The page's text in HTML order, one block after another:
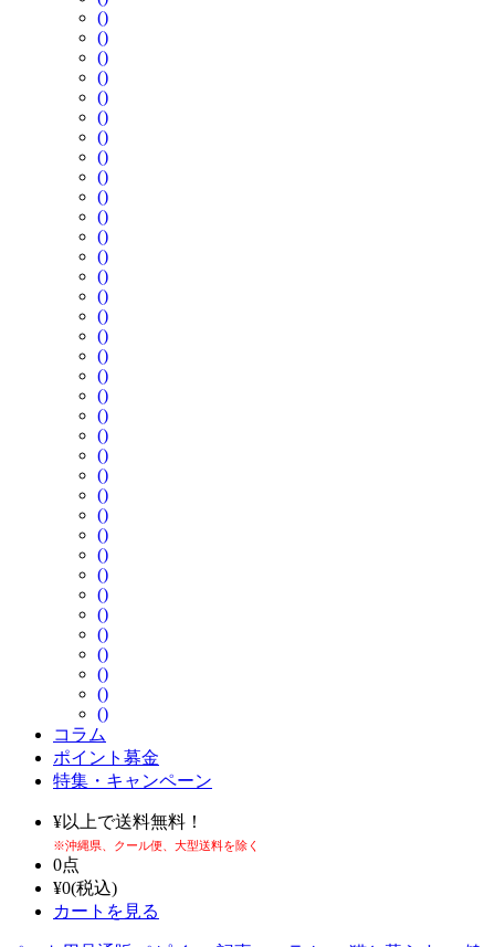
()
()
()
()
()
()
()
()
()
()
()
()
()
()
()
()
()
()
()
()
()
()
()
()
()
()
()
()
()
()
()
()
()
()
()
()
コラム
ポイント募金
特集・キャンペーン
¥以上で送料無料！
※沖縄県、クール便、大型送料を除く
0点
¥0(税込)
カートを見る